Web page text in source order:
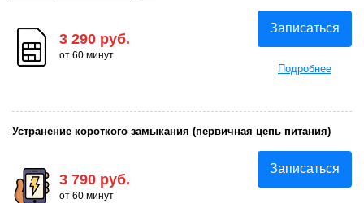
3 290 руб.
от 60 минут
Записаться
Подробнее
3 790 руб.
от 60 минут
Записаться
Устранение короткого замыкания (первичная цепь питания)